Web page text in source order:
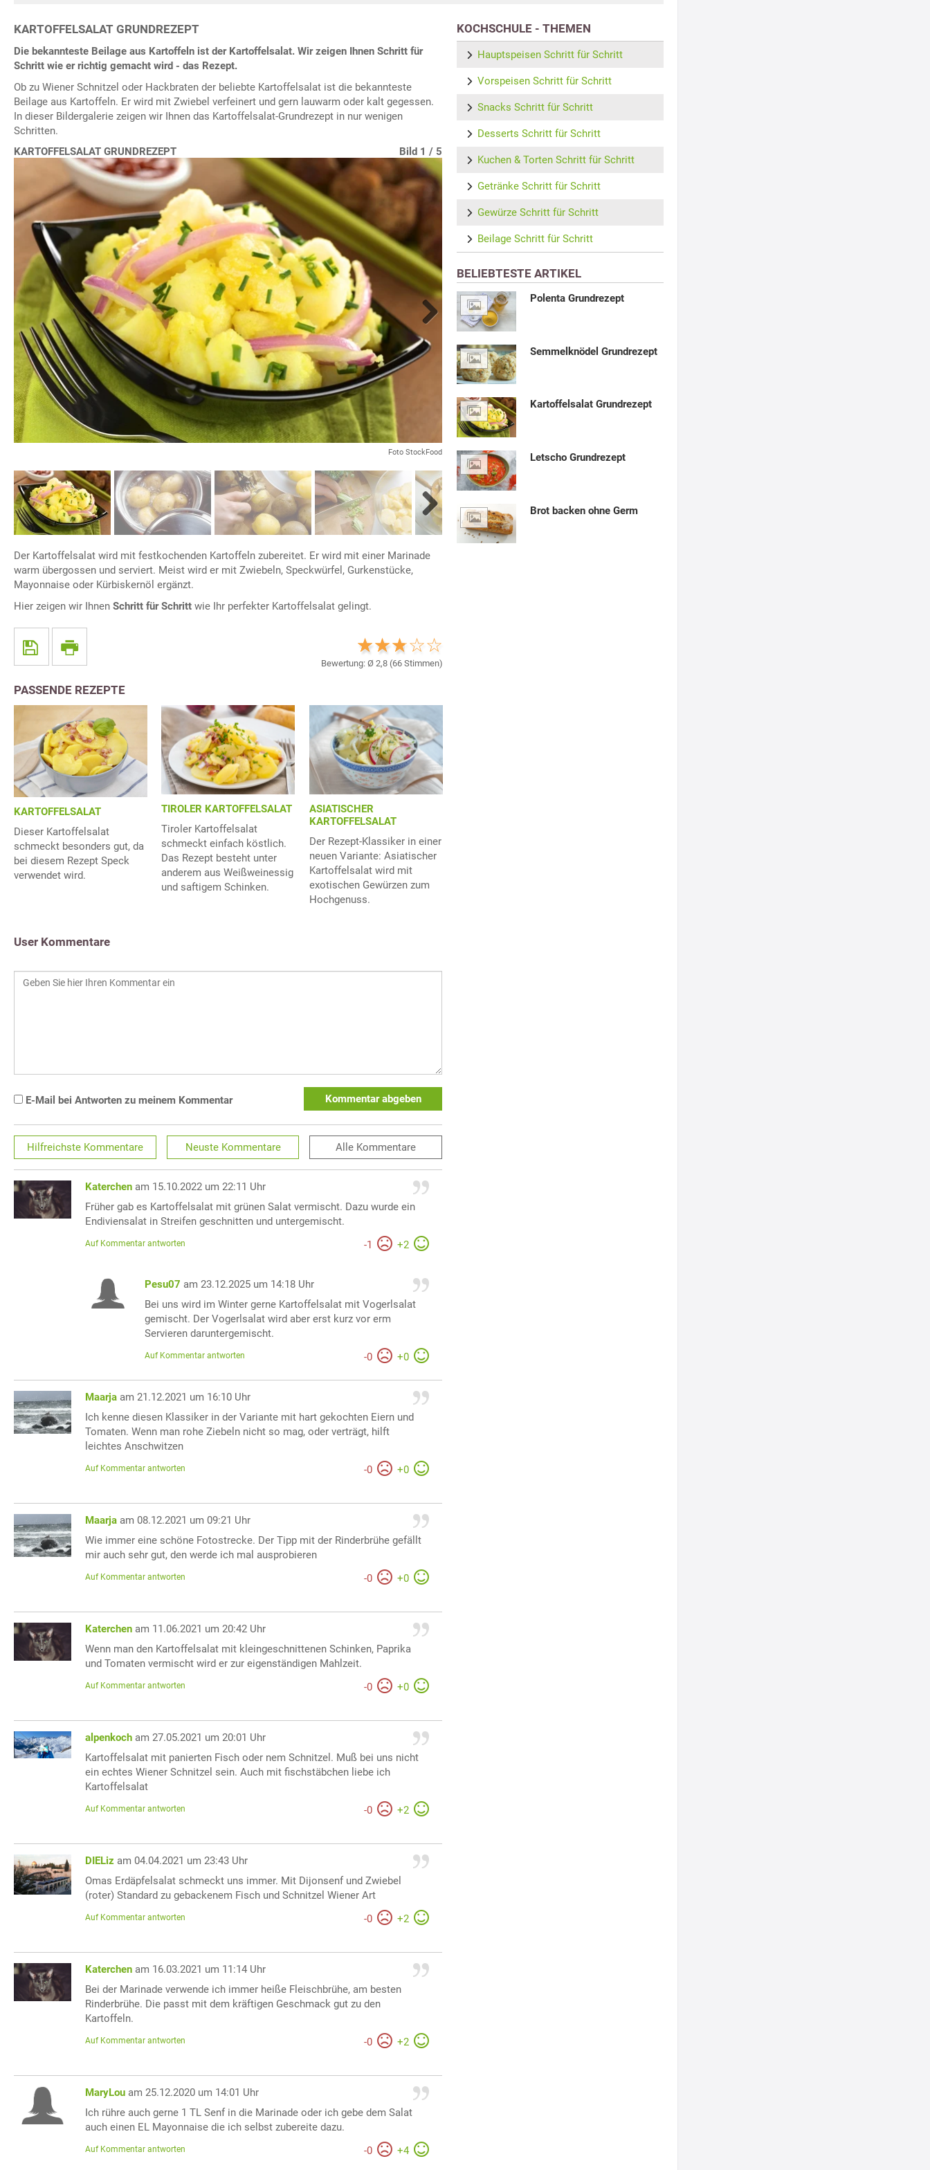
KARTOFFELSALAT GRUNDREZEPT
Die bekannteste Beilage aus Kartoffeln ist der Kartoffelsalat. Wir zeigen Ihnen Schritt für
Schritt wie er richtig gemacht wird - das Rezept.
Ob zu Wiener Schnitzel oder Hackbraten der beliebte Kartoffelsalat ist die bekannteste
Beilage aus Kartoffeln. Er wird mit Zwiebel verfeinert und gern lauwarm oder kalt gegessen.
In dieser Bildergalerie zeigen wir Ihnen das Kartoffelsalat-Grundrezept in nur wenigen
Schritten.
KARTOFFELSALAT GRUNDREZEPT
Bild 1 / 5
Foto StockFood
Bild 2 / 5
Bild 3 / 5
Bild 4 / 5
Bild 5 / 5
Next
Next
Der Kartoffelsalat wird mit festkochenden Kartoffeln zubereitet. Er wird mit einer Marinade
warm übergossen und serviert. Meist wird er mit Zwiebeln, Speckwürfel, Gurkenstücke,
Mayonnaise oder Kürbiskernöl ergänzt.
Hier zeigen wir Ihnen Schritt für Schritt wie Ihr perfekter Kartoffelsalat gelingt.
Bewertung: Ø 2,8(66Stimmen)
PASSENDE REZEPTE
KARTOFFELSALAT
Dieser Kartoffelsalat
schmeckt besonders gut, da
bei diesem Rezept Speck
verwendet wird.
TIROLER KARTOFFELSALAT
Tiroler Kartoffelsalat
schmeckt einfach köstlich.
Das Rezept besteht unter
anderem aus Weißweinessig
und saftigem Schinken.
ASIATISCHER
KARTOFFELSALAT
Der Rezept-Klassiker in einer
neuen Variante: Asiatischer
Kartoffelsalat wird mit
exotischen Gewürzen zum
Hochgenuss.
User Kommentare
E-Mail bei Antworten zu meinem Kommentar Kommentar abgeben
Hilfreichste Kommentare Neuste Kommentare Alle Kommentare
Katerchen am 15.10.2022 um 22:11 Uhr
Früher gab es Kartoffelsalat mit grünen Salat vermischt. Dazu wurde ein
Endiviensalat in Streifen geschnitten und untergemischt.
-1 +2
Auf Kommentar antworten
Pesu07 am 23.12.2025 um 14:18 Uhr
Bei uns wird im Winter gerne Kartoffelsalat mit Vogerlsalat
gemischt. Der Vogerlsalat wird aber erst kurz vor erm
Servieren daruntergemischt.
-0 +0
Auf Kommentar antworten
Maarja am 21.12.2021 um 16:10 Uhr
Ich kenne diesen Klassiker in der Variante mit hart gekochten Eiern und
Tomaten. Wenn man rohe Ziebeln nicht so mag, oder verträgt, hilft
leichtes Anschwitzen
-0 +0
Auf Kommentar antworten
Maarja am 08.12.2021 um 09:21 Uhr
Wie immer eine schöne Fotostrecke. Der Tipp mit der Rinderbrühe gefällt
mir auch sehr gut, den werde ich mal ausprobieren
-0 +0
Auf Kommentar antworten
Katerchen am 11.06.2021 um 20:42 Uhr
Wenn man den Kartoffelsalat mit kleingeschnittenen Schinken, Paprika
und Tomaten vermischt wird er zur eigenständigen Mahlzeit.
-0 +0
Auf Kommentar antworten
alpenkoch am 27.05.2021 um 20:01 Uhr
Kartoffelsalat mit panierten Fisch oder nem Schnitzel. Muß bei uns nicht
ein echtes Wiener Schnitzel sein. Auch mit fischstäbchen liebe ich
Kartoffelsalat
-0 +2
Auf Kommentar antworten
DIELiz am 04.04.2021 um 23:43 Uhr
Omas Erdäpfelsalat schmeckt uns immer. Mit Dijonsenf und Zwiebel
(roter) Standard zu gebackenem Fisch und Schnitzel Wiener Art
-0 +2
Auf Kommentar antworten
Katerchen am 16.03.2021 um 11:14 Uhr
Bei der Marinade verwende ich immer heiße Fleischbrühe, am besten
Rinderbrühe. Die passt mit dem kräftigen Geschmack gut zu den
Kartoffeln.
-0 +2
Auf Kommentar antworten
MaryLou am 25.12.2020 um 14:01 Uhr
Ich rühre auch gerne 1 TL Senf in die Marinade oder ich gebe dem Salat
auch einen EL Mayonnaise die ich selbst zubereite dazu.
-0 +4
Auf Kommentar antworten
KOCHSCHULE - THEMEN
Hauptspeisen Schritt für Schritt
Vorspeisen Schritt für Schritt
Snacks Schritt für Schritt
Desserts Schritt für Schritt
Kuchen & Torten Schritt für Schritt
Getränke Schritt für Schritt
Gewürze Schritt für Schritt
Beilage Schritt für Schritt
BELIEBTESTE ARTIKEL
Polenta Grundrezept
Semmelknödel Grundrezept
Kartoffelsalat Grundrezept
Letscho Grundrezept
Brot backen ohne Germ